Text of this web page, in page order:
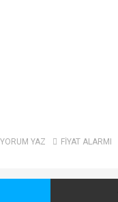
YORUM YAZ FİYAT ALARMI